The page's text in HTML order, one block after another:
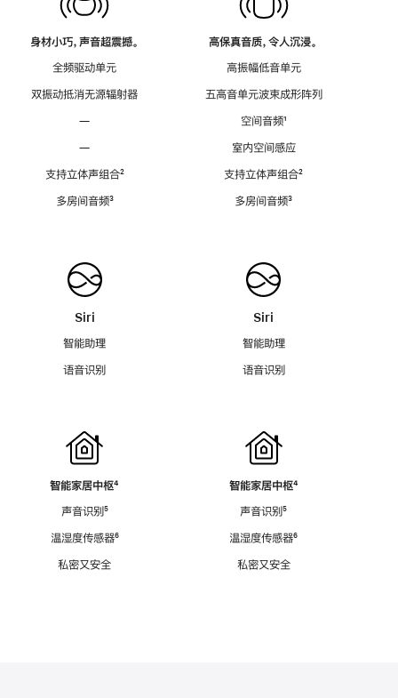
身材小巧，声音超震撼。
全频驱动单元
双振动抵消无源辐射器
—
—
支持立体声组合脚
²
多房间音频脚
³
Siri
智能助理
语音识别
智能家居中枢脚
⁴
声音识别脚
⁵
温湿度传感器脚
⁶
私密又安全
高保真音质，令人沉浸。
高振幅低音单元
五高音单元波束成形阵列
空间音频脚
¹
室内空间感应
支持立体声组合脚
²
多房间音频脚
³
Siri
智能助理
语音识别
智能家居中枢脚
⁴
声音识别脚
⁵
温湿度传感器脚
⁶
私密又安全